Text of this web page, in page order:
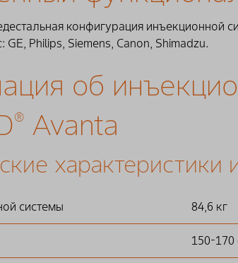
конфигурация инъекционной
GE, Philips, Siemens, Canon, Shimadzu.
об
® Avanta
характеристики
системы 84,6 кг
150-170